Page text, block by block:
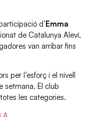
d’Emma
de Catalunya Aleví,
van arribar fins
per l’esforç i el nivell
setmana. El club
les categories.